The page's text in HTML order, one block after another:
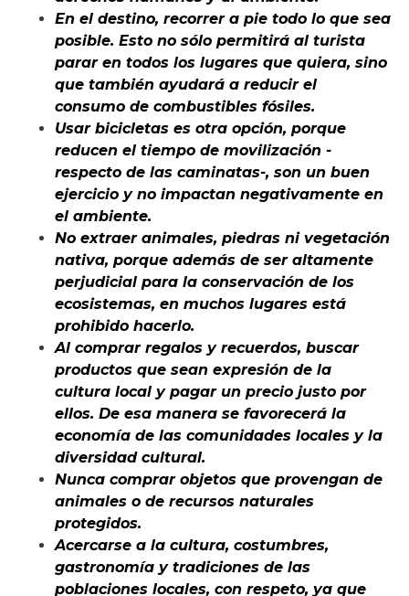
En el destino, recorrer a pie todo lo que sea
posible. Esto no sólo permitirá al turista
parar en todos los lugares que quiera, sino
que también ayudará a reducir el
consumo de combustibles fósiles.
Usar bicicletas es otra opción, porque
reducen el tiempo de movilización -
respecto de las caminatas-, son un buen
ejercicio y no impactan negativamente en
el ambiente.
No extraer animales, piedras ni vegetación
nativa, porque además de ser altamente
perjudicial para la conservación de los
ecosistemas, en muchos lugares está
prohibido hacerlo.
Al comprar regalos y recuerdos, buscar
productos que sean expresión de la
cultura local y pagar un precio justo por
ellos. De esa manera se favorecerá la
economía de las comunidades locales y la
diversidad cultural.
Nunca comprar objetos que provengan de
animales o de recursos naturales
protegidos.
Acercarse a la cultura, costumbres,
gastronomía y tradiciones de las
poblaciones locales, con respeto, ya que